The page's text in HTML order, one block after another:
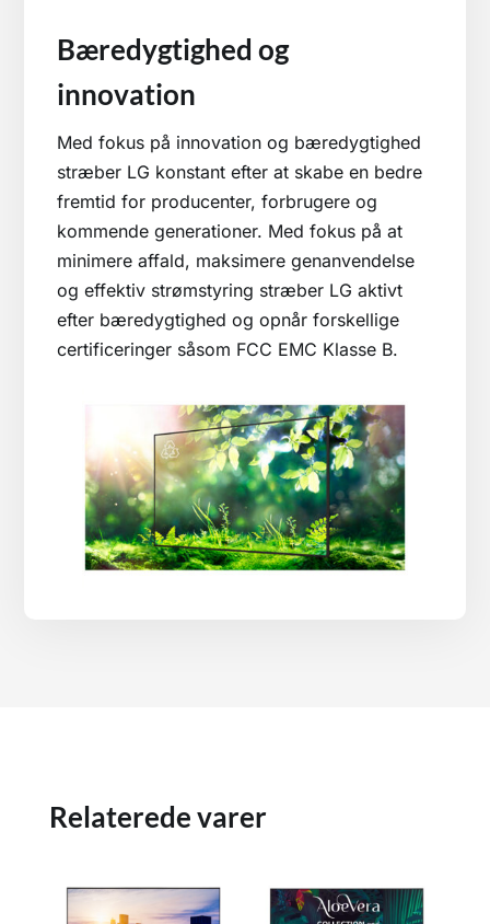
Bæredygtighed og
innovation
Med fokus på innovation og bæredygtighed
stræber LG konstant efter at skabe en bedre
fremtid for producenter, forbrugere og
kommende generationer. Med fokus på at
minimere affald, maksimere genanvendelse
og effektiv strømstyring stræber LG aktivt
efter bæredygtighed og opnår forskellige
certificeringer såsom FCC EMC Klasse B.
Relaterede varer